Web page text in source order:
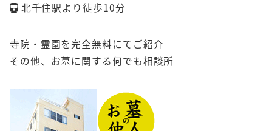
北千住駅より徒歩10分
寺院・霊園を完全無料にてご紹介
その他、お墓に関する何でも相談所